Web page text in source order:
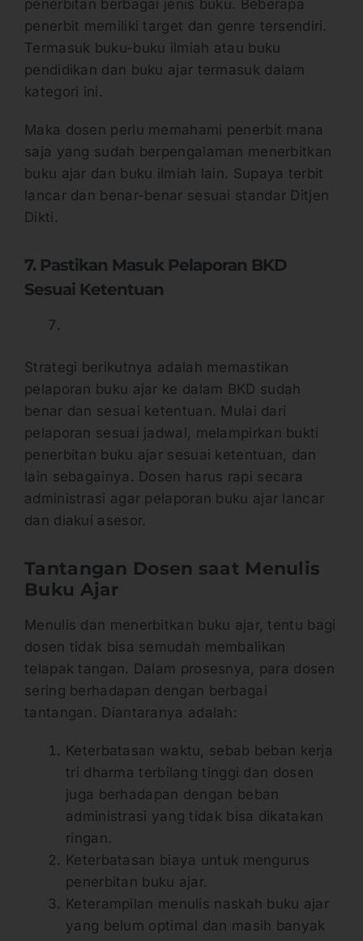
penerbitan berbagai jenis buku. Beberapa
penerbit memiliki target dan genre tersendiri.
Termasuk buku-buku ilmiah atau buku
pendidikan dan buku ajar termasuk dalam
kategori ini.
Maka dosen perlu memahami penerbit mana
saja yang sudah berpengalaman menerbitkan
buku ajar dan buku ilmiah lain. Supaya terbit
lancar dan benar-benar sesuai standar Ditjen
Dikti.
7. Pastikan Masuk Pelaporan BKD
Sesuai Ketentuan
Strategi berikutnya adalah memastikan
pelaporan buku ajar ke dalam BKD sudah
benar dan sesuai ketentuan. Mulai dari
pelaporan sesuai jadwal, melampirkan bukti
penerbitan buku ajar sesuai ketentuan, dan
lain sebagainya. Dosen harus rapi secara
administrasi agar pelaporan buku ajar lancar
dan diakui asesor.
Tantangan Dosen saat Menulis
Buku Ajar
Menulis dan menerbitkan buku ajar, tentu bagi
dosen tidak bisa semudah membalikan
telapak tangan. Dalam prosesnya, para dosen
sering berhadapan dengan berbagai
tantangan. Diantaranya adalah:
Keterbatasan waktu, sebab beban kerja
tri dharma terbilang tinggi dan dosen
juga berhadapan dengan beban
administrasi yang tidak bisa dikatakan
ringan.
Keterbatasan biaya untuk mengurus
penerbitan buku ajar.
Keterampilan menulis naskah buku ajar
yang belum optimal dan masih banyak